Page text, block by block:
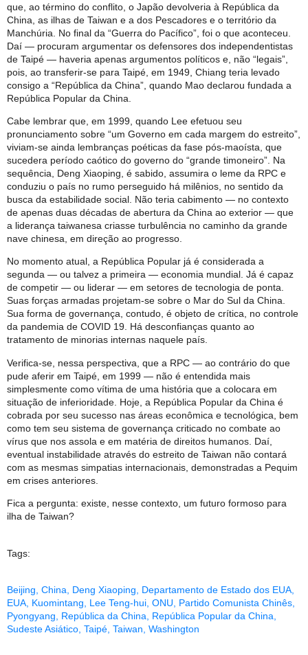
que, ao término do conflito, o Japão devolveria à República da
China, as ilhas de Taiwan e a dos Pescadores e o território da
Manchúria. No final da “Guerra do Pacífico”, foi o que aconteceu.
Daí — procuram argumentar os defensores dos independentistas
de Taipé — haveria apenas argumentos políticos e, não “legais”,
pois, ao transferir-se para Taipé, em 1949, Chiang teria levado
consigo a “República da China”, quando Mao declarou fundada a
República Popular da China.
Cabe lembrar que, em 1999, quando Lee efetuou seu
pronunciamento sobre “um Governo em cada margem do estreito”,
viviam-se ainda lembranças poéticas da fase pós-maoísta, que
sucedera período caótico do governo do “grande timoneiro”. Na
sequência, Deng Xiaoping, é sabido, assumira o leme da RPC e
conduziu o país no rumo perseguido há milênios, no sentido da
busca da estabilidade social. Não teria cabimento — no contexto
de apenas duas décadas de abertura da China ao exterior — que
a liderança taiwanesa criasse turbulência no caminho da grande
nave chinesa, em direção ao progresso.
No momento atual, a República Popular já é considerada a
segunda — ou talvez a primeira — economia mundial. Já é capaz
de competir — ou liderar — em setores de tecnologia de ponta.
Suas forças armadas projetam-se sobre o Mar do Sul da China.
Sua forma de governança, contudo, é objeto de crítica, no controle
da pandemia de COVID 19. Há desconfianças quanto ao
tratamento de minorias internas naquele país.
Verifica-se, nessa perspectiva, que a RPC — ao contrário do que
pude aferir em Taipé, em 1999 — não é entendida mais
simplesmente como vítima de uma história que a colocara em
situação de inferioridade. Hoje, a República Popular da China é
cobrada por seu sucesso nas áreas econômica e tecnológica, bem
como tem seu sistema de governança criticado no combate ao
vírus que nos assola e em matéria de direitos humanos. Daí,
eventual instabilidade através do estreito de Taiwan não contará
com as mesmas simpatias internacionais, demonstradas a Pequim
em crises anteriores.
Fica a pergunta: existe, nesse contexto, um futuro formoso para
ilha de Taiwan?
Tags:
Beijing China Deng Xiaoping Departamento de Estado dos EUA
EUA Kuomintang Lee Teng-hui ONU Partido Comunista Chinês
Pyongyang
República da China República Popular da China
Sudeste Asiático Taipé Taiwan Washington